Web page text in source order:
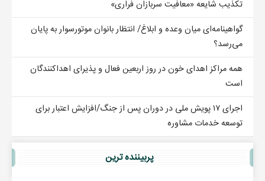
تکذیب شایعه «معافیت سربازان فراری»
گواهینامه‌ای میان وعده و ابلاغ/ انتظار بانوان موتورسوار به پایان
می‌رسد؟
همه مراکز اهدای خون در روز اربعین فعال و پذیرای اهداکنندگان
است
اجرای ۱۷ پویش ملی در دوران پس از جنگ/افزایش اعتبار برای
توسعه خدمات مشاوره
پربيننده ترين